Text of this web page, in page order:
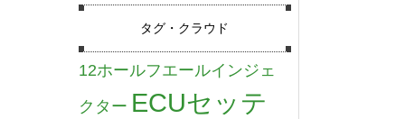
タグ・クラウド
12ホールフエールインジェ
クター ECUセッテ